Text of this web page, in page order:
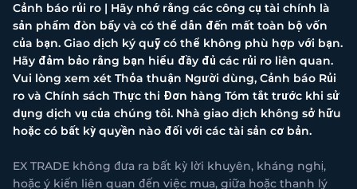
Cảnh báo rủi ro | Hãy nhớ rằng các công cụ tài chính là
sản phẩm đòn bẩy và có thể dẫn đến mất toàn bộ vốn
của bạn. Giao dịch ký quỹ có thể không phù hợp với bạn.
Hãy đảm bảo rằng bạn hiểu đầy đủ các rủi ro liên quan.
Vui lòng xem xét Thỏa thuận Người dùng, Cảnh báo Rủi
ro và Chính sách Thực thi Đơn hàng Tóm tắt trước khi sử
dụng dịch vụ của chúng tôi. Nhà giao dịch không sở hữu
hoặc có bất kỳ quyền nào đối với các tài sản cơ bản.
EX TRADE không đưa ra bất kỳ lời khuyên, kháng nghị,
hoặc ý kiến liên quan đến việc mua, giữa hoặc thanh lý